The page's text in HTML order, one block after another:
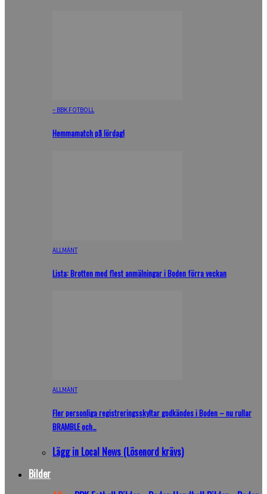
– BBK FOTBOLL
Hemmamatch på lördag!
ALLMÄNT
Lista: Brotten med flest anmälningar i Boden förra veckan
ALLMÄNT
Fler personliga registreringsskyltar godkändes i Boden – nu rullar
BRAMBLE och…
Lägg in Local News (Lösenord krävs)
Bilder